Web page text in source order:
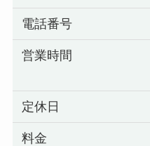
電話番号
営業時間
定休日
料金